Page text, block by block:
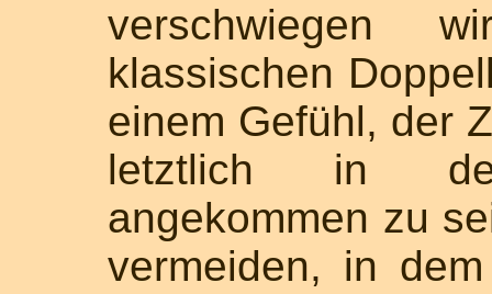
verschwiegen
klassischen
einem Gefühl, der
letztlich in
angekommen zu
vermeiden, in